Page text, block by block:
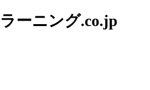
ーニング.co.jp